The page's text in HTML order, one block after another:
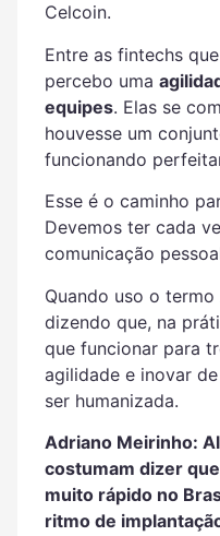
Celcoin.
Entre as fintechs
percebo uma
equipes. Elas se
houvesse um
funcionando
Esse é o caminho
Devemos ter cada
comunicação
Quando uso o
dizendo que, na
que funcionar para
agilidade e inovar
ser humanizada.
Adriano Meirinho:
costumam dizer
muito rápido no
ritmo de